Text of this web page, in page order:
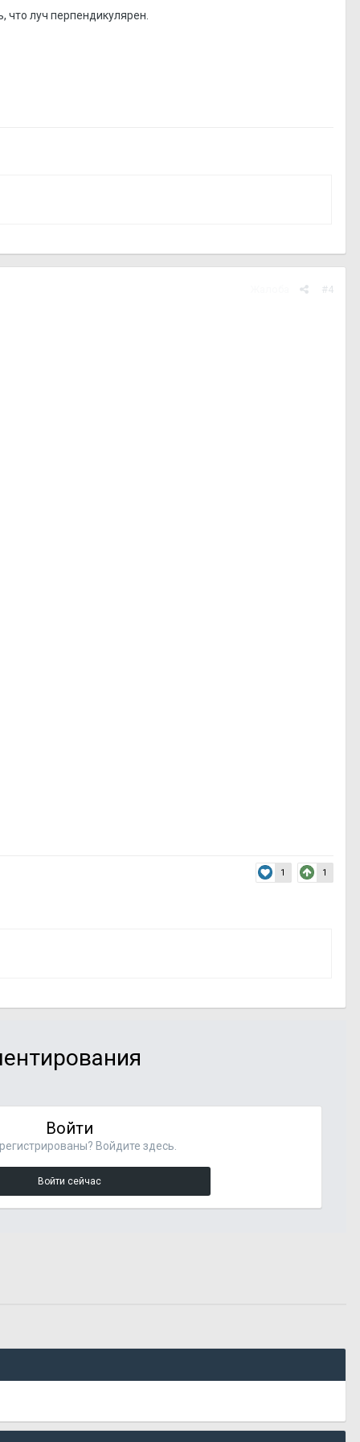
что луч перпендикулярен.
#4
1 1
Войти
Войдите здесь.
Войти сейчас